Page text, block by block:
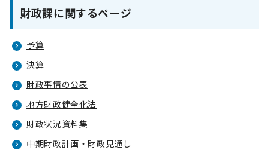
財政課に関するページ
予算
決算
財政事情の公表
地方財政健全化法
財政状況資料集
中期財政計画・財政見通し